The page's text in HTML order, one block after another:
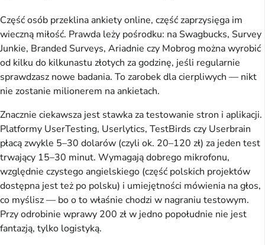
Część osób przeklina ankiety online, część zaprzysięga im
wieczną miłość. Prawda leży pośrodku: na Swagbucks, Survey
Junkie, Branded Surveys, Ariadnie czy Mobrog można wyrobić
od kilku do kilkunastu złotych za godzinę, jeśli regularnie
sprawdzasz nowe badania. To zarobek dla cierpliwych — nikt
nie zostanie milionerem na ankietach.
Znacznie ciekawsza jest stawka za testowanie stron i aplikacji.
Platformy UserTesting, Userlytics, TestBirds czy Userbrain
płacą zwykle 5–30 dolarów (czyli ok. 20–120 zł) za jeden test
trwający 15–30 minut. Wymagają dobrego mikrofonu,
względnie czystego angielskiego (część polskich projektów
dostępna jest też po polsku) i umiejętności mówienia na głos,
co myślisz — bo o to właśnie chodzi w nagraniu testowym.
Przy odrobinie wprawy 200 zł w jedno popołudnie nie jest
fantazją, tylko logistyką.